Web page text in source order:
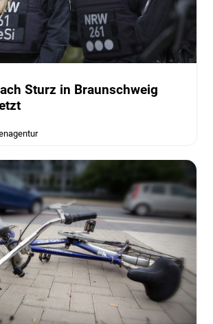
Sturz in Braunschweig